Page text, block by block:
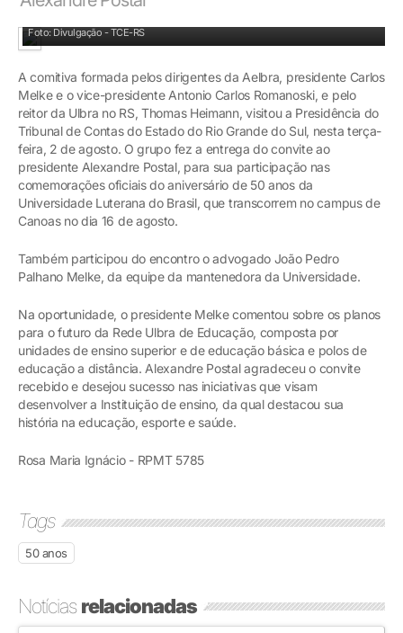
Foto: Divulgação - TCE-RS
A comitiva formada pelos dirigentes da Aelbra, presidente Carlos
Melke e o vice-presidente Antonio Carlos Romanoski, e pelo
reitor da Ulbra no RS, Thomas Heimann, visitou a Presidência do
Tribunal de Contas do Estado do Rio Grande do Sul, nesta terça-
feira, 2 de agosto. O grupo fez a entrega do convite ao
presidente Alexandre Postal, para sua participação nas
comemorações oficiais do aniversário de 50 anos da
Universidade Luterana do Brasil, que transcorrem no campus de
Canoas no dia 16 de agosto.
Também participou do encontro o advogado João Pedro
Palhano Melke, da equipe da mantenedora da Universidade.
Na oportunidade, o presidente Melke comentou sobre os planos
para o futuro da Rede Ulbra de Educação, composta por
unidades de ensino superior e de educação básica e polos de
educação a distância. Alexandre Postal agradeceu o convite
recebido e desejou sucesso nas iniciativas que visam
desenvolver a Instituição de ensino, da qual destacou sua
história na educação, esporte e saúde.
Rosa Maria Ignácio - RPMT 5785
Tags
50 anos
Notíciasrelacionadas